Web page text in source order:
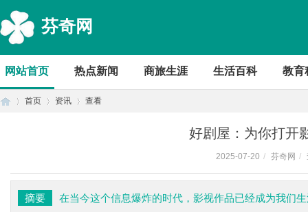
芬奇网
网站首页 热点新闻 商旅生涯 生活百科 教育
首页 资讯 查看
好剧屋：为你打开
2025-07-20 / 芬奇网 /
摘要
在当今这个信息爆炸的时代，影视作品已经成为我们